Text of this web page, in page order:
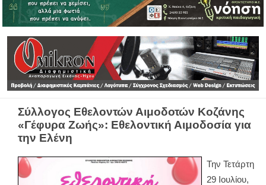
Σύλλογος Εθελοντών Αιμοδοτών Κοζάνης
«Γέφυρα Ζωής»: Εθελοντική Αιμοδοσία για
την Ελένη
Την Τετάρτη
29 Ιουλίου,